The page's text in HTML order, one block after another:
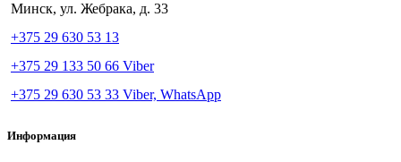
Минск, ул. Жебрака, д. 33
+375 29 630 53 13
+375 29 133 50 66 Viber
+375 29 630 53 33 Viber, WhatsApp
Информация